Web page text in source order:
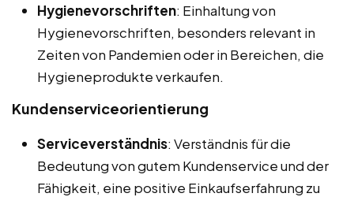
Hygienevorschriften: Einhaltung von
Hygienevorschriften, besonders relevant in
Zeiten von Pandemien oder in Bereichen, die
Hygieneprodukte verkaufen.
Kundenserviceorientierung
Serviceverständnis: Verständnis für die
Bedeutung von gutem Kundenservice und der
Fähigkeit, eine positive Einkaufserfahrung zu